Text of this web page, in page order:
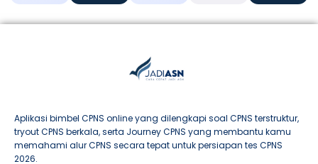
Aplikasi bimbel CPNS online yang dilengkapi soal CPNS terstruktur,
tryout CPNS berkala, serta Journey CPNS yang membantu kamu
memahami alur CPNS secara tepat untuk persiapan tes CPNS
2026.